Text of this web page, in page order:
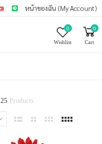
หน้าของฉัน (My Account)
0
Wishlist
0
Cart
25Products